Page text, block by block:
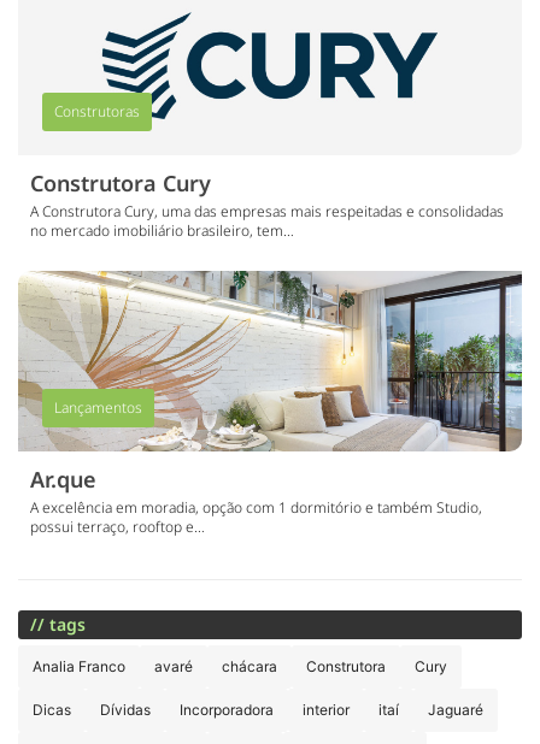
Construtoras
Construtora Cury
A Construtora Cury, uma das empresas mais respeitadas e consolidadas
no mercado imobiliário brasileiro, tem…
Lançamentos
Ar.que
A excelência em moradia, opção com 1 dormitório e também Studio,
possui terraço, rooftop e…
// tags
Analia Franco avaré chácara Construtora Cury
Dicas Dívidas Incorporadora interior itaí Jaguaré